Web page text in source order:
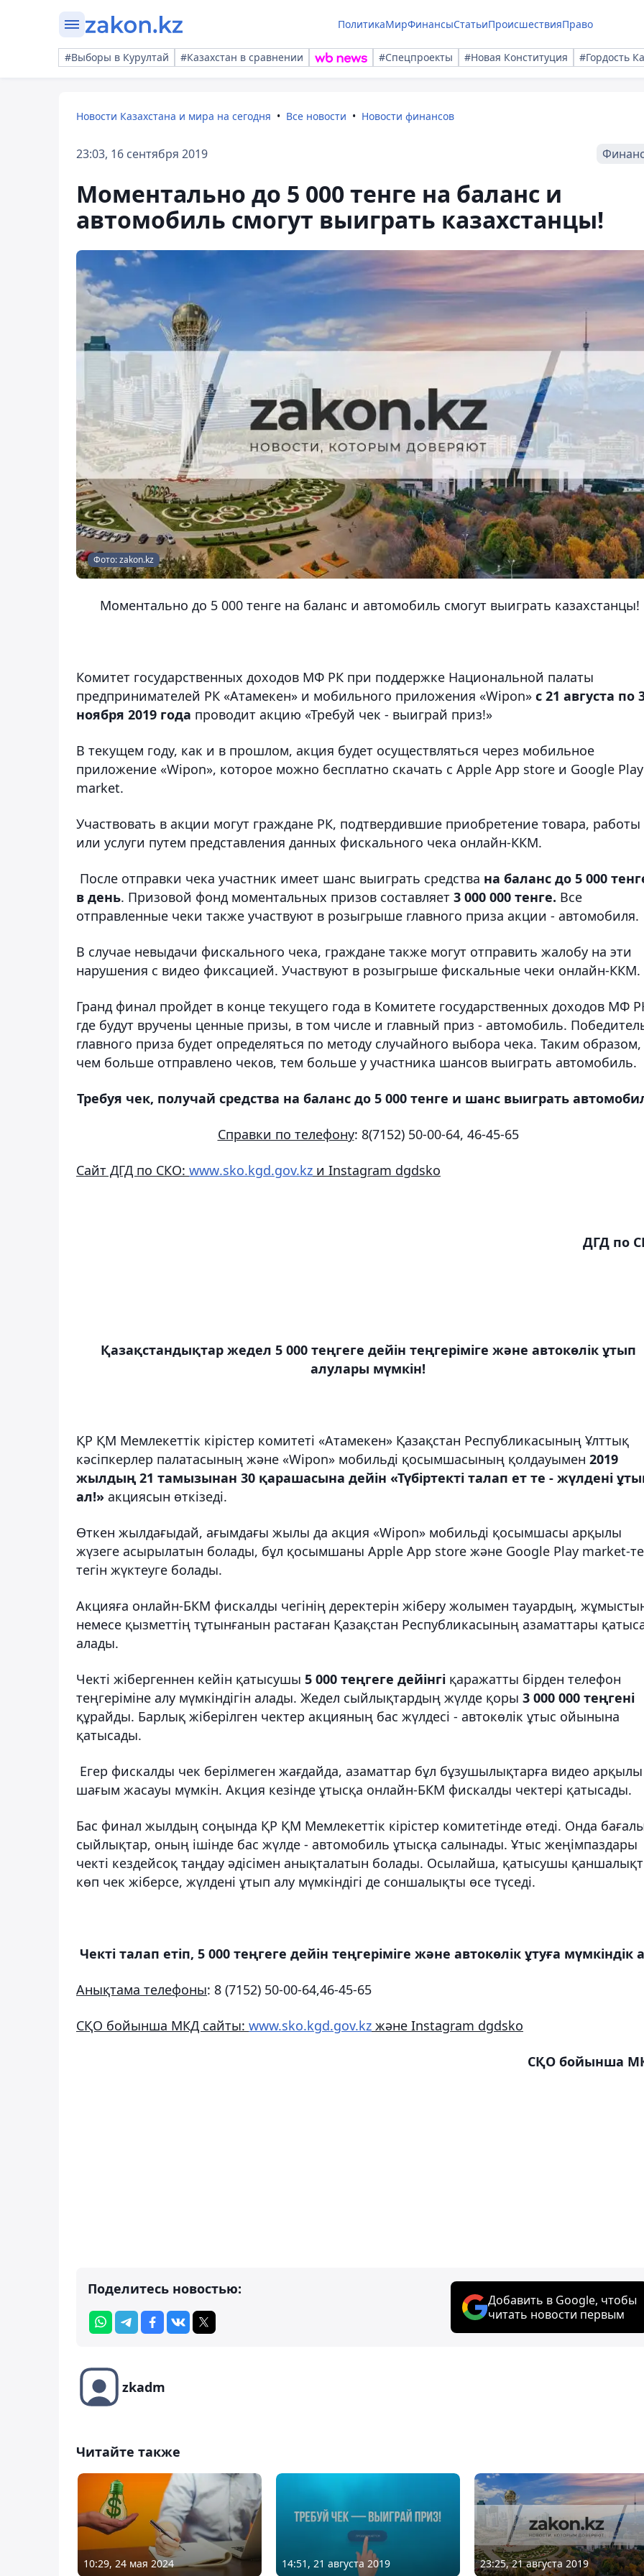
ПолитикаМирФинансыСтатьиПроисшествияПраво
#Выборы в Курултай #Казахстан в сравнении #Спецпроекты #Новая Конституция #Гордость
Новости Казахстана и мира на сегодня Все новости Новости финансов
23:03, 16 сентября 2019
Моментально до 5 000 тенге на баланс и
автомобиль смогут выиграть казахстанцы!
Фото: zakon.kz
Моментально до 5 000 тенге на баланс и автомобиль смогут выиграть казахстанцы!
Комитет государственных доходов МФ РК при поддержке Национальной палаты
предпринимателей РК «Атамекен» и мобильного приложения «Wipon» с 21 августа по
ноября 2019 года проводит акцию «Требуй чек - выиграй приз!»
В текущем году, как и в прошлом, акция будет осуществляться через мобильное
приложение «Wipon», которое можно бесплатно скачать с Apple App store и Google Play
market.
Участвовать в акции могут граждане РК, подтвердившие приобретение товара, работы
или услуги путем представления данных фискального чека онлайн-ККМ.
После отправки чека участник имеет шанс выиграть средства на баланс до 5 000
в день. Призовой фонд моментальных призов составляет 3 000 000 тенге. Все
отправленные чеки также участвуют в розыгрыше главного приза акции - автомобиля.
В случае невыдачи фискального чека, граждане также могут отправить жалобу на эти
нарушения с видео фиксацией. Участвуют в розыгрыше фискальные чеки онлайн-ККМ.
Гранд финал пройдет в конце текущего года в Комитете государственных доходов МФ
где будут вручены ценные призы, в том числе и главный приз - автомобиль.
главного приза будет определяться по методу случайного выбора чека. Таким образом,
чем больше отправлено чеков, тем больше у участника шансов выиграть автомобиль.
Требуя чек, получай средства на баланс до 5 000 тенге и шанс выиграть
Справки по телефону: 8(7152) 50-00-64, 46-45-65
Сайт ДГД по СКО: www.sko.kgd.gov.kz и Instagram dgdsko
ДГД по
Қазақстандықтар жедел 5 000 теңгеге дейін теңгеріміге және автокөлік ұтып
алулары мүмкін!
ҚР ҚМ Мемлекеттік кірістер комитеті «Атамекен» Қазақстан Республикасының Ұлттық
кәсіпкерлер палатасының және «Wipon» мобильді қосымшасының қолдауымен 2019
жылдың 21 тамызынан 30 қарашасына дейін «Түбіртекті талап ет те - жүлдені
ал!» акциясын өткізеді.
Өткен жылдағыдай, ағымдағы жылы да акция «Wipon» мобильді қосымшасы арқылы
жүзеге асырылатын болады, бұл қосымшаны Apple App store және Google Play market-
тегін жүктеуге болады.
Акцияға онлайн-БКМ фискалды чегінің деректерін жіберу жолымен тауардың,
немесе қызметтің тұтынғанын растаған Қазақстан Республикасының азаматтары
алады.
Чекті жібергеннен кейін қатысушы 5 000 теңгеге дейінгі қаражатты бірден телефон
теңгеріміне алу мүмкіндігін алады. Жедел сыйлықтардың жүлде қоры 3 000 000 теңгені
құрайды. Барлық жіберілген чектер акцияның бас жүлдесі - автокөлік ұтыс ойынына
қатысады.
Егер фискалды чек берілмеген жағдайда, азаматтар бұл бұзушылықтарға видео арқылы
шағым жасауы мүмкін. Акция кезінде ұтысқа онлайн-БКМ фискалды чектері қатысады.
Бас финал жылдың соңында ҚР ҚМ Мемлекеттік кірістер комитетінде өтеді. Онда
сыйлықтар, оның ішінде бас жүлде - автомобиль ұтысқа салынады. Ұтыс жеңімпаздары
чекті кездейсоқ таңдау әдісімен анықталатын болады. Осылайша, қатысушы
көп чек жіберсе, жүлдені ұтып алу мүмкіндігі де соншалықты өсе түседі.
Чекті талап етіп, 5 000 теңгеге дейін теңгеріміге және автокөлік ұтуға мүмкіндік
Анықтама телефоны: 8 (7152) 50-00-64,46-45-65
СҚО бойынша МКД сайты: www.sko.kgd.gov.kz және Instagram dgdsko
СҚО бойынша
Поделитесь новостью:
Добавить в Google, чтобы
читать новости первым
zkadm
Читайте также
10:29, 24 мая 2024 14:51, 21 августа 2019 23:25, 21 августа 2019